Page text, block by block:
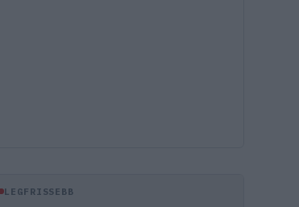
LEGFRISSEBB